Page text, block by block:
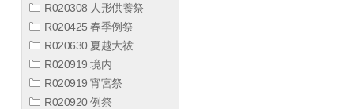
R020308 人形供養祭
R020425 春季例祭
R020630 夏越大祓
R020919 境内
R020919 宵宮祭
R020920 例祭